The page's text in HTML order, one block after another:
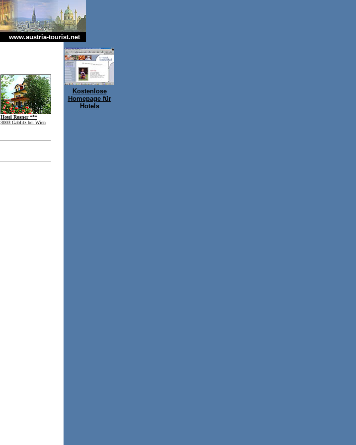
www.austria-tourist.net
Hotel Rosner ***
3003 Gablitz bei Wien
Kostenlose
Homepage für
Hotels